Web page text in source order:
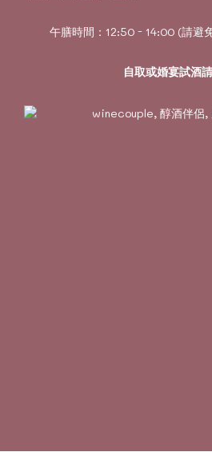
午膳時間：12:50 - 14:00 (請避
自取或婚宴試酒